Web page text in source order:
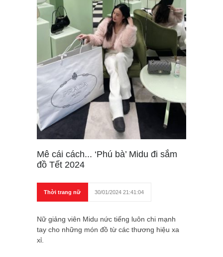
Mê cái cách... ‘Phú bà’ Midu đi sắm
đồ Tết 2024
Thời trang nữ 30/01/2024 21:41:04
Nữ giảng viên Midu nức tiếng luôn chi mạnh
tay cho những món đồ từ các thương hiệu xa
xỉ.